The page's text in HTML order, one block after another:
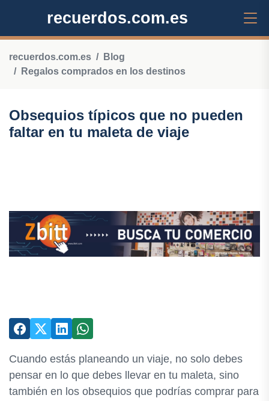
recuerdos.com.es
recuerdos.com.es
Blog
Regalos comprados en los destinos
Obsequios típicos que no pueden
faltar en tu maleta de viaje
Cuando estás planeando un viaje, no solo debes
pensar en lo que debes llevar en tu maleta, sino
también en los obsequios que podrías comprar para